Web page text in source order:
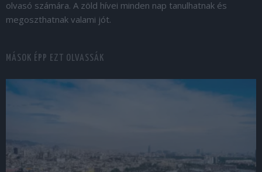
olvasó számára. A zöld hívei minden nap tanulhatnak és
megoszthatnak valami jót.
MÁSOK ÉPP EZT OLVASSÁK